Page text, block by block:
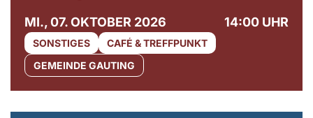
MI., 07. OKTOBER 2026 14:00 UHR
SONSTIGES
CAFÉ & TREFFPUNKT
GEMEINDE GAUTING